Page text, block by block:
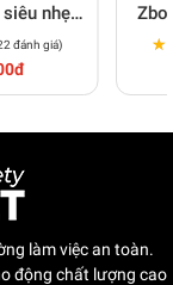
nhẹ,
chống
đánh giá)
làm việc an toàn.
động chất lượng cao